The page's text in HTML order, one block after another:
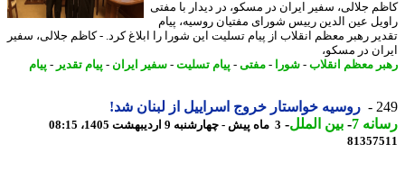
جلالی، سفیر ایران در مسکو، در دیدار با مفتی
عین الدین رییس شورای مفتیان روسیه، پیام
رهبر معظم انقلاب از پیام تسلیت این شورا را ابلاغ کرد. - کاظم جلالی، سفیر
در مسکو،
معظم انقلاب-شورا-مفتی-پیام تسلیت-سفیر ایران - پیام تقدیر-پیام
روسیه خواستار خروج اسراییل از لبنان شد!
7
-بین الملل-3 ماه پیش - چهارشنبه 9 اردیبهشت 1405، 08:15